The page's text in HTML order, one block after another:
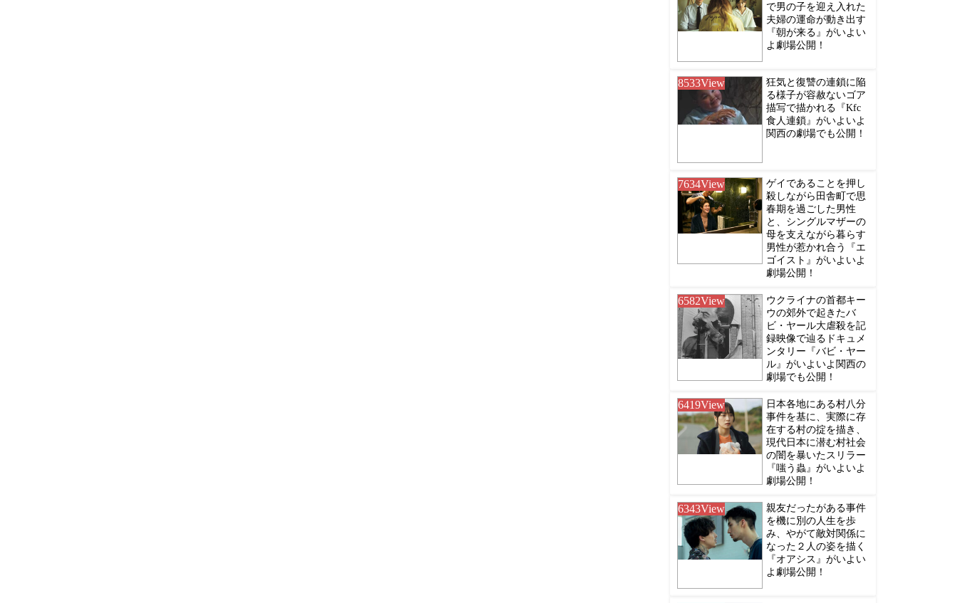
で男の子を迎え入れた
夫婦の運命が動き出す
『朝が来る』がいよい
よ劇場公開！
8533View
狂気と復讐の連鎖に陥
る様子が容赦ないゴア
描写で描かれる『Kfc
食人連鎖』がいよいよ
関西の劇場でも公開！
7634View
ゲイであることを押し
殺しながら田舎町で思
春期を過ごした男性
と、シングルマザーの
母を支えながら暮らす
男性が惹かれ合う『エ
ゴイスト』がいよいよ
劇場公開！
6582View
ウクライナの首都キー
ウの郊外で起きたバ
ビ・ヤール大虐殺を記
録映像で辿るドキュメ
ンタリー『バビ・ヤー
ル』がいよいよ関西の
劇場でも公開！
6419View
日本各地にある村八分
事件を基に、実際に存
在する村の掟を描き、
現代日本に潜む村社会
の闇を暴いたスリラー
『嗤う蟲』がいよいよ
劇場公開！
6343View
親友だったがある事件
を機に別の人生を歩
み、やがて敵対関係に
なった２人の姿を描く
『オアシス』がいよい
よ劇場公開！